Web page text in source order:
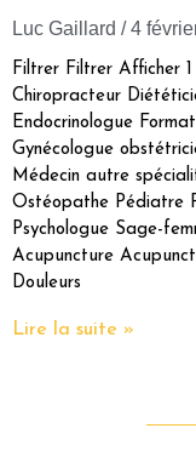
Luc Gaillard 4
Filtrer Filtrer Afficher 1
Chiropracteur
Endocrinologue
Gynécologue
Médecin autre
Ostéopathe Pédiatre
Psychologue Sage-
Acupuncture
Douleurs
Lire la suite »